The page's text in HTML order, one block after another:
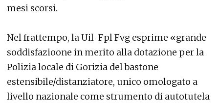
mesi scorsi.
Nel frattempo, la Uil-Fpl Fvg esprime «grande
soddisfazioone in merito alla dotazione per la
Polizia locale di Gorizia del bastone
estensibile/distanziatore, unico omologato a
livello nazionale come strumento di autotutela